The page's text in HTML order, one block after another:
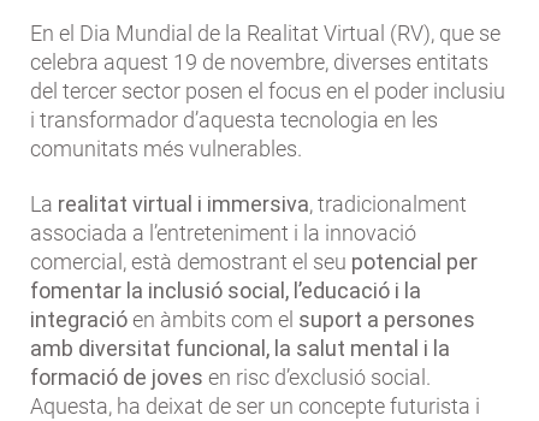
En el Dia Mundial de la Realitat Virtual (RV), que se
celebra aquest 19 de novembre, diverses entitats
del tercer sector posen el focus en el poder inclusiu
i transformador d’aquesta tecnologia en les
comunitats més vulnerables.
La realitat virtual i immersiva, tradicionalment
associada a l’entreteniment i la innovació
comercial, està demostrant el seu potencial per
fomentar la inclusió social, l’educació i la
integracióen àmbits com el suport a persones
amb diversitat funcional, la salut mental i la
formació de joves en risc d’exclusió social.
Aquesta, ha deixat de ser un concepte futurista i